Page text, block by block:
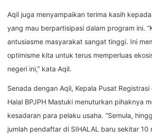
Aqil juga menyampaikan terima kasih
yang mau berpartisipasi dalam program ini.
antusiasme masyarakat sangat tinggi. Ini
optimisme kita untuk terus memperluas
negeri ini,” kata Aqil.
Senada dengan Aqil, Kepala Pusat
Halal BPJPH Mastuki menuturkan pihaknya
kesadaran para pelaku usaha. “Semula,
jumlah pendaftar di SIHALAL baru sekitar 10